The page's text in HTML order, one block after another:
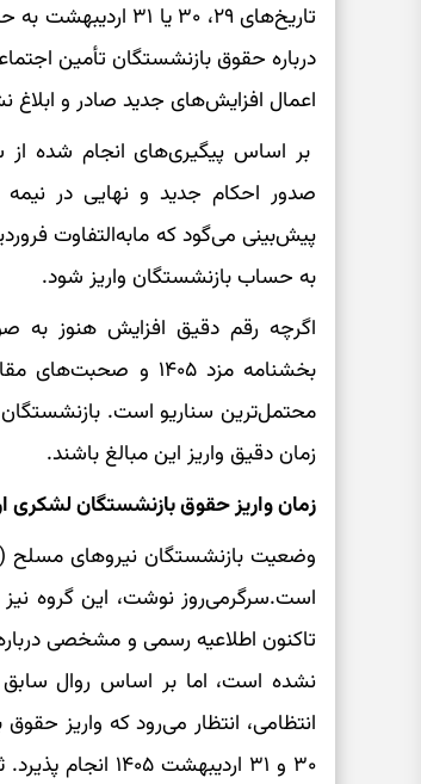
تاریخ‌های ۲۹، ۳۰
اعمال افزایش‌های جدید صادر و
بر اساس پیگیری‌های انجام شده از
صدور احکام جدید و نهایی در نیمه
به حساب بازنشستگان واریز شود.
اگرچه رقم دقیق افزایش هنوز
محتمل‌ترین سناریو است. بازنشستگان
زمان دقیق واریز این مبالغ باشند.
زمان واریز حقوق بازنشستگان لشکری
وضعیت بازنشستگان نیروهای مسلح
است.سرگرمی‌روز نوشت، این گروه نیز
تاکنون اطلاعیه رسمی و مشخصی
نشده است، اما بر اساس روال
انتظامی، انتظار می‌رود که واریز
۳۰ و ۳۱